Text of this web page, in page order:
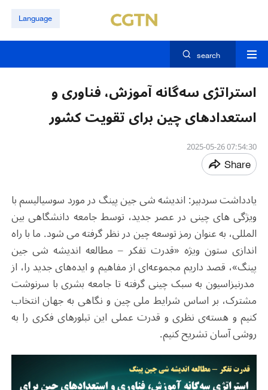
Language
search
استراتژی سه‌گانه آموزش، فناوری و
استعدادهای چین برای تقویت کشور
07:54:30 2025-05-26
Share
یادداشت سردبیر: اندیشه شی جین پینگ در مورد سوسیالیسم با
ویژگی های چینی در عصر جدید، توسط جامعه دانشگاهی بین
المللی، به عنوان رمز توسعه چین در نظر گرفته می شود. ما با راه
اندازی ستون ویژه «قدرت تفکر – مطالعه اندیشه شی جین
پینگ»، قصد داریم مجموعه‌ای از مفاهیم و ایده‌های جدید را، از
مدرنیزاسیون به ‌سبک چینی گرفته تا جامعه‌ بشری با سرنوشت
مشترک، بر اساس شرایط ملی چین و نگاهی به جهان انتخاب
کنیم و هسته‌ی نظری و قدرت عملی این تبلورهای فکری را به
روشی آسان تشریح کنیم.